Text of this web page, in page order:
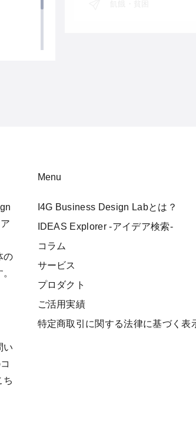
の
い
ち
Menu
I4G Business Design Labとは？
IDEAS Explorer -アイデア検索-
コラム
サービス
プロダクト
ご活用実績
特定商取引に関する法律に基づく表